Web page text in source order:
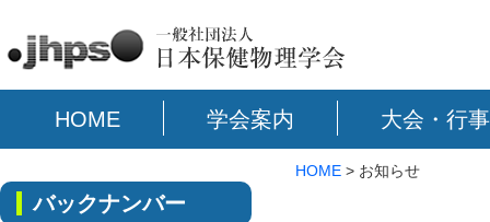
HOME 学会案内 大会・行事
HOME > お知らせ
バックナンバー